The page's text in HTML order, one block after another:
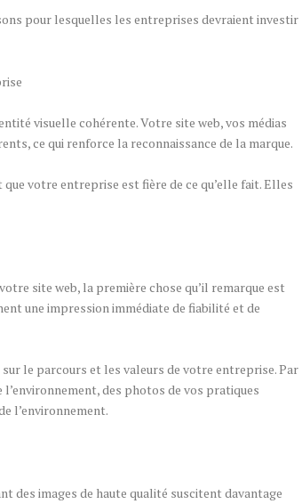
pour lesquelles les entreprises devraient investir
visuelle cohérente. Votre site web, vos médias
ce qui renforce la reconnaissance de la marque.
votre entreprise est fière de ce qu’elle fait. Elles
site web, la première chose qu’il remarque est
une impression immédiate de fiabilité et de
le parcours et les valeurs de votre entreprise. Par
des photos de vos pratiques
l’environnement.
des images de haute qualité suscitent davantage